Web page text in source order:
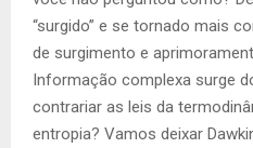
“surgido” e se tornado mais
de surgimento e
Informação complexa surge
contrariar as leis da
entropia? Vamos deixar